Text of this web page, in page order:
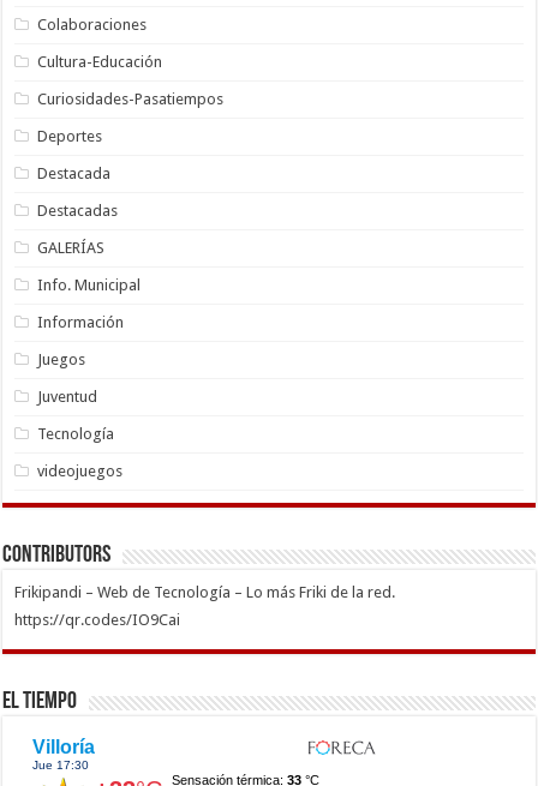
Colaboraciones
Cultura-Educación
Curiosidades-Pasatiempos
Deportes
Destacada
Destacadas
GALERÍAS
Info. Municipal
Información
Juegos
Juventud
Tecnología
videojuegos
Contributors
Frikipandi – Web de Tecnología – Lo más Friki de la red.
https://qr.codes/IO9Cai
El Tiempo